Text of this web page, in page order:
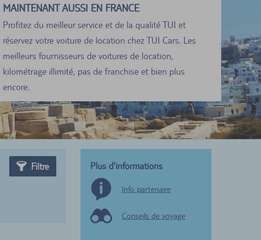
MAINTENANT AUSSI EN FRANCE
Profitez du meilleur service et de la qualité TUI et
réservez votre voiture de location chez TUI Cars. Les
meilleurs fournisseurs de voitures de location,
kilométrage illimité, pas de franchise et bien plus
encore.
Filtre Plus d'informations
Info partenaire
Conseils de voyage